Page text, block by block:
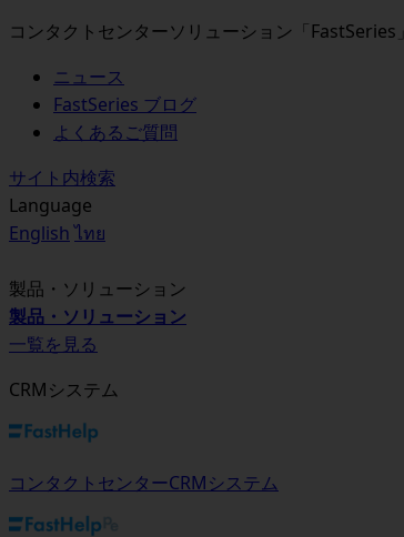
コンタクトセンターソリューション「FastSeries」
ニュース
FastSeries ブログ
よくあるご質問
サイト内検索
Language
English ไทย
製品・ソリューション
製品・ソリューション
一覧を見る
CRMシステム
コンタクトセンターCRMシステム